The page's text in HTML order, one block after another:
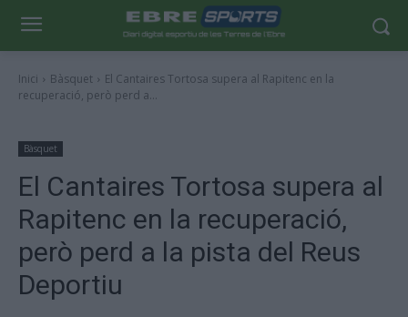
Inici Bàsquet
El Cantaires Tortosa supera al Rapitenc en la
recuperació, però perd a...
Bàsquet
El Cantaires Tortosa supera al
Rapitenc en la recuperació,
però perd a la pista del Reus
Deportiu